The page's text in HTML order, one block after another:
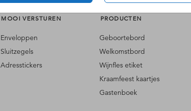
MOOI VERSTUREN
Enveloppen
Sluitzegels
Adresstickers
PRODUCTEN
Geboortebord
Welkomstbord
Wijnfles etiket
Kraamfeest kaartjes
Gastenboek